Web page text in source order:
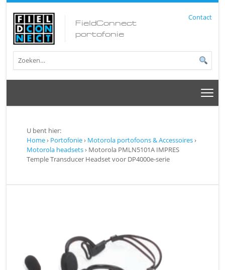
FieldConnect
portofonie
Contact
U bent hier:
Home› Portofonie› Motorola portofoons & Accessoires›
Motorola headsets› Motorola PMLN5101A IMPRES
Temple Transducer Headset voor DP4000e-serie